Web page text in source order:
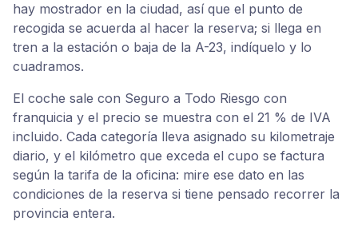
hay mostrador en la ciudad, así que el punto de
recogida se acuerda al hacer la reserva; si llega en
tren a la estación o baja de la A-23, indíquelo y lo
cuadramos.
El coche sale con Seguro a Todo Riesgo con
franquicia y el precio se muestra con el 21 % de IVA
incluido. Cada categoría lleva asignado su kilometraje
diario, y el kilómetro que exceda el cupo se factura
según la tarifa de la oficina: mire ese dato en las
condiciones de la reserva si tiene pensado recorrer la
provincia entera.